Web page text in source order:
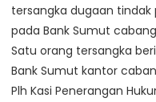
tersangka dugaan tindak
pada Bank Sumut
Satu orang tersangka
Bank Sumut kantor
Plh Kasi Penerangan